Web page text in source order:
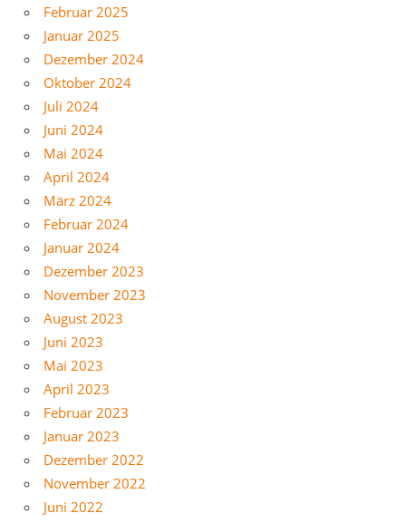
Februar 2025
Januar 2025
Dezember 2024
Oktober 2024
Juli 2024
Juni 2024
Mai 2024
April 2024
März 2024
Februar 2024
Januar 2024
Dezember 2023
November 2023
August 2023
Juni 2023
Mai 2023
April 2023
Februar 2023
Januar 2023
Dezember 2022
November 2022
Juni 2022